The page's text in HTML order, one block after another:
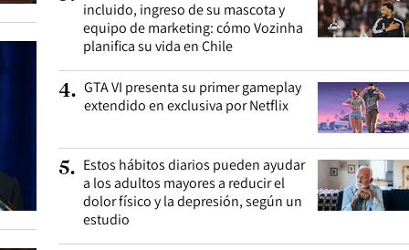
incluido, ingreso de su mascota y
equipo de marketing: cómo Vozinha
planifica su vida en Chile
4. GTA VI presenta su primer gameplay
extendido en exclusiva por Netflix
5. Estos hábitos diarios pueden ayudar
a los adultos mayores a reducir el
dolor físico y la depresión, según un
estudio